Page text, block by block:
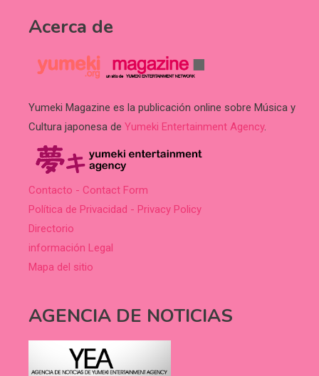
Acerca de
Yumeki Magazine es la publicación online sobre Música y
Cultura japonesa de Yumeki Entertainment Agency.
Contacto - Contact Form
Política de Privacidad - Privacy Policy
Directorio
información Legal
Mapa del sitio
AGENCIA DE NOTICIAS